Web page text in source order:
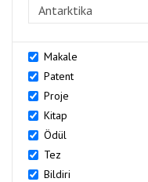
Makale
Patent
Proje
Kitap
Ödül
Tez
Bildiri